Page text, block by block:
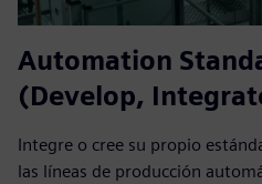
Automation
(Develop,
Integre o cree su propio
las líneas de producción